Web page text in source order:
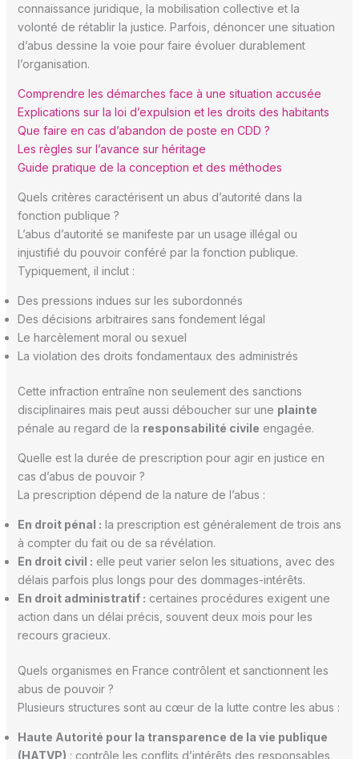
connaissance juridique, la mobilisation collective et la
volonté de rétablir la justice. Parfois, dénoncer une situation
d’abus dessine la voie pour faire évoluer durablement
l’organisation.
Comprendre les démarches face à une situation accusée
Explications sur la loi d’expulsion et les droits des habitants
Que faire en cas d’abandon de poste en CDD ?
Les règles sur l’avance sur héritage
Guide pratique de la conception et des méthodes
Quels critères caractérisent un abus d’autorité dans la
fonction publique ?
L’abus d’autorité se manifeste par un usage illégal ou
injustifié du pouvoir conféré par la fonction publique.
Typiquement, il inclut :
Des pressions indues sur les subordonnés
Des décisions arbitraires sans fondement légal
Le harcèlement moral ou sexuel
La violation des droits fondamentaux des administrés
Cette infraction entraîne non seulement des sanctions
disciplinaires mais peut aussi déboucher sur une plainte
pénale au regard de la responsabilité civile engagée.
Quelle est la durée de prescription pour agir en justice en
cas d’abus de pouvoir ?
La prescription dépend de la nature de l’abus :
En droit pénal : la prescription est généralement de trois ans
à compter du fait ou de sa révélation.
En droit civil : elle peut varier selon les situations, avec des
délais parfois plus longs pour des dommages-intérêts.
En droit administratif : certaines procédures exigent une
action dans un délai précis, souvent deux mois pour les
recours gracieux.
Quels organismes en France contrôlent et sanctionnent les
abus de pouvoir ?
Plusieurs structures sont au cœur de la lutte contre les abus :
Haute Autorité pour la transparence de la vie publique
(HATVP) : contrôle les conflits d’intérêts des responsables